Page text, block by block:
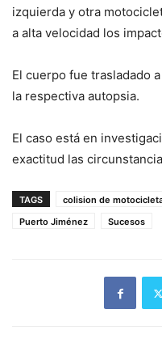
izquierda y otra
a alta velocidad los
El cuerpo fue trasladado
la respectiva autopsia.
El caso está en
exactitud las
TAGS colision de
Puerto Jiménez
Sucesos